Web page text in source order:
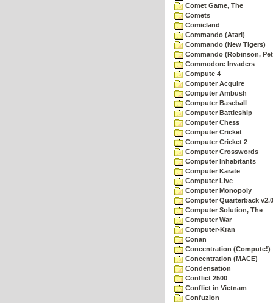
Comet Game, The
Comets
Comicland
Commando (Atari)
Commando (New Tigers)
Commando (Robinson,
Commodore Invaders
Compute 4
Computer Acquire
Computer Ambush
Computer Baseball
Computer Battleship
Computer Chess
Computer Cricket
Computer Cricket 2
Computer Crosswords
Computer Inhabitants
Computer Karate
Computer Live
Computer Monopoly
Computer Quarterback v2.0
Computer Solution, The
Computer War
Computer-Kran
Conan
Concentration (Compute!)
Concentration (MACE)
Condensation
Conflict 2500
Conflict in Vietnam
Confuzion